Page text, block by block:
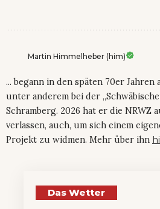
Martin Himmelheber (him)
... begann in den späten 70er
unter anderem bei der
Schramberg. 2026 hat er die NRWZ
verlassen, auch, um sich einem
Projekt zu widmen. Mehr über ihn
Das Wetter